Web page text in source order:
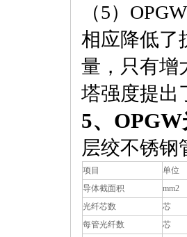
（5）
相应降低了
量，只有增
塔强度提出
5、
层绞不锈钢
项目
单位
导体截面积
mm2
光纤芯数
芯
每管光纤数
芯